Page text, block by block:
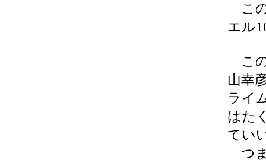
こ
エル
こ
山幸
ライ
はた
てい
つ